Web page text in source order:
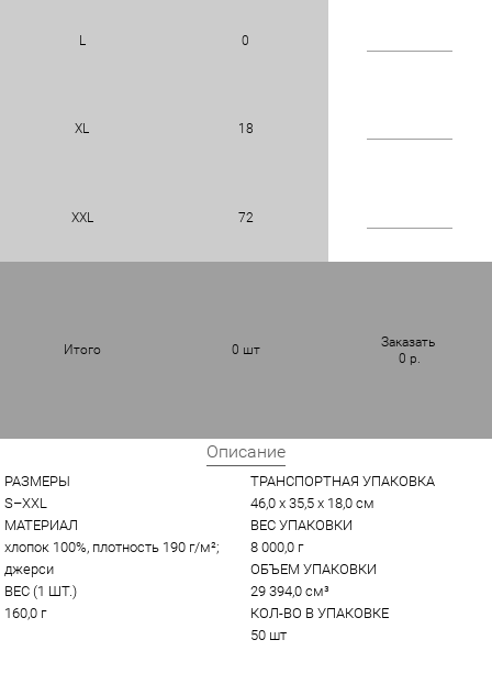
L 0
XL 18
XXL 72
Итого 0 шт
Заказать
0 р.
Описание
РАЗМЕРЫ
S–XXL
МАТЕРИАЛ
хлопок 100%, плотность 190 г/м²;
джерси
ВЕС (1 ШТ.)
160,0 г
ТРАНСПОРТНАЯ УПАКОВКА
46,0 x 35,5 x 18,0 см
ВЕС УПАКОВКИ
8 000,0 г
ОБЪЕМ УПАКОВКИ
29 394,0 см³
КОЛ-ВО В УПАКОВКЕ
50 шт